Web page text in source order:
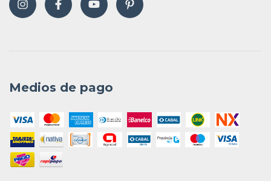
Medios de pago